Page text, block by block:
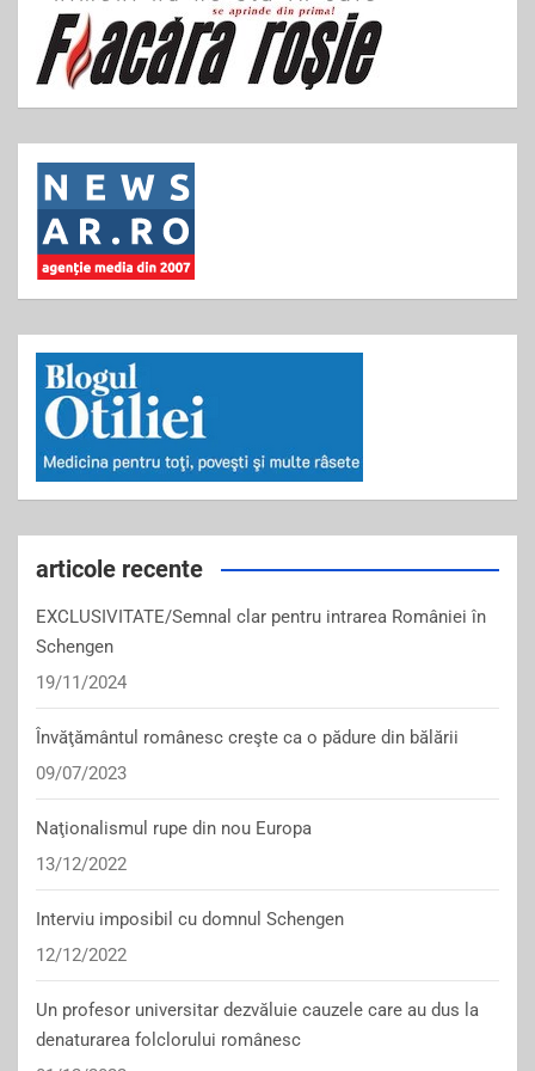
articole recente
EXCLUSIVITATE/Semnal clar pentru intrarea României în
Schengen
19/11/2024
Învăţământul românesc creşte ca o pădure din bălării
09/07/2023
Naţionalismul rupe din nou Europa
13/12/2022
Interviu imposibil cu domnul Schengen
12/12/2022
Un profesor universitar dezvăluie cauzele care au dus la
denaturarea folclorului românesc